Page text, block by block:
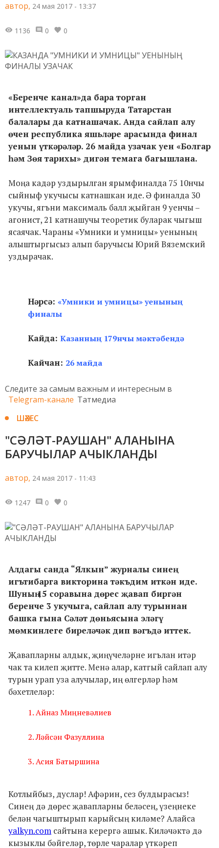
автор, 24 мая 2017 - 13:37
1136 0 0
«Беренче канал»да бара торган
интеллектуаль тапшыруда Татарстан
балалары да катнашачак. Анда сайлап алу
өчен республика яшьләре арасында финал
уенын үткәрәләр. 26 майда узачак уен «Болгар
һәм Зөя тарихы» дигән темага багышлана.
Моңа кадәр уздырылган ярымфиналда 75 10нчы
сыйныф укучысы катнашкан иде. Ә финалда 30
укучы, ягъни максималь балл җыйган 9 уенчы –
агонист, 21 катнашучы теоретик буларак чыгыш
ясаячак. Чараны «Умники и умницы» уенының
алыштыргысыз алып баручысы Юрий Вяземский
уздырачак.
Нәрсә: «Умники и умницы» уенының
финалы
Кайда: Казанның 179нчы мәктәбендә
Кайчан: 26 майда
Следите за самым важным и интересным в
Telegram-канале Татмедиа
ШӘХЕС
"СӘЛӘТ-РАУШАН" АЛАНЫНА
БАРУЧЫЛАР АЧЫКЛАНДЫ
автор, 24 мая 2017 - 11:43
1247 0 0
Алдагы санда “Ялкын” журналы синең
игътибарга викторина тәкъдим иткән иде.
Шуның 15 соравына дөрес җавап биргән
беренче 3 укучыга, сайлап алу турыннан
башка гына Сәләт дөньясына эләгү
мөмкинлеге биреләчәк дип вәгъдә иттек.
Җавапларны алдык, җиңүчеләрне игълан итәр
чак та килеп җитте. Менә алар, катгый сайлап алу
турын урап уза алучылар, иң өлгерләр һәм
бәхетлеләр:
1. Айназ Миңневәлиев
2. Ләйсән Фазуллина
3. Асия Батыршина
Котлыйбыз, дуслар! Афәрин, сез булдырасыз!
Синең дә дөрес җавапларны беләсең, үзеңнеке
белән чагыштырып карыйсың киләме? Алайса
yalkyn.com сайтына керергә ашык. Киләчәктә дә
кызыклы бәйгеләр, төрле чаралар үткәреп